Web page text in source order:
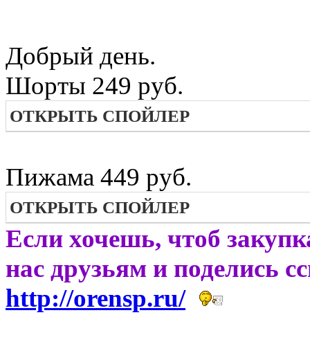
Добрый день.
Шорты 249 руб.
ОТКРЫТЬ СПОЙЛЕР
Пижама 449 руб.
ОТКРЫТЬ СПОЙЛЕР
Если хочешь, чтоб
нас друзьям и поделись
http://orensp.ru/